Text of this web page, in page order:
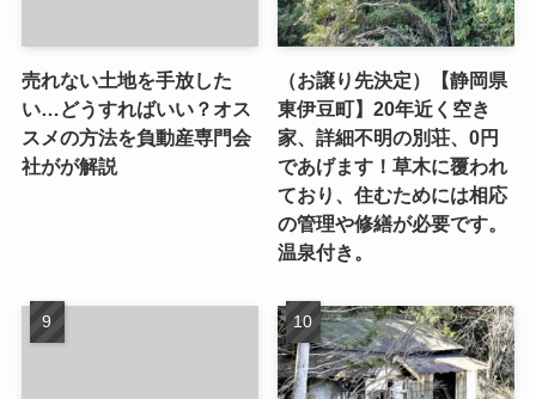
売れない土地を手放した
い…どうすればいい？オス
スメの方法を負動産専門会
社がが解説
（お譲り先決定）【静岡県
東伊豆町】20年近く空き
家、詳細不明の別荘、0円
であげます！草木に覆われ
ており、住むためには相応
の管理や修繕が必要です。
温泉付き。